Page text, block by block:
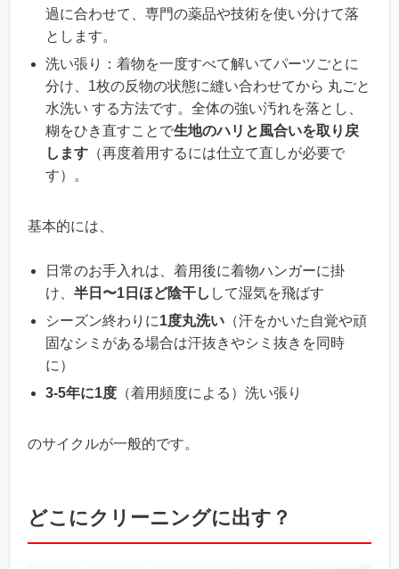
過に合わせて、専門の薬品や技術を使い分けて落
とします。
洗い張り：着物を一度すべて解いてパーツごとに
分け、1枚の反物の状態に縫い合わせてから 丸ごと
水洗い する方法です。全体の強い汚れを落とし、
糊をひき直すことで生地のハリと風合いを取り戻
します （再度着用するには仕立て直しが必要で
す）。
基本的には、
日常のお手入れは、着用後に着物ハンガーに掛
け、 半日〜1日ほど陰干し して湿気を飛ばす
シーズン終わりに1度丸洗い （汗をかいた自覚や頑
固なシミがある場合は汗抜きやシミ抜きを同時
に）
3-5年に1度 （着用頻度による）洗い張り
のサイクルが一般的です。
どこにクリーニングに出す？